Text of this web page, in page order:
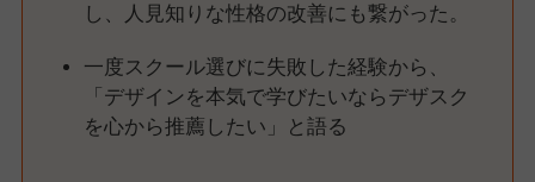
し、人見知りな性格の改善にも繋がった。
一度スクール選びに失敗した経験から、
「デザインを本気で学びたいならデザスク
を心から推薦したい」と語る